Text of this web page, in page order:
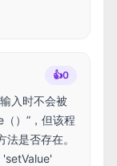
👍0
入时不会被
）”，但该程
是否存在。
'setValue'